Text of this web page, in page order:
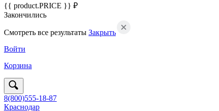
{{ product.PRICE }} ₽
Закончились
Смотреть все результаты Закрыть
Войти
Корзина
8(800)555-18-87
Краснодар